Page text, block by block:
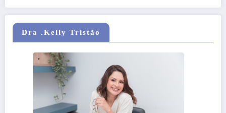
Dra .Kelly Tristão